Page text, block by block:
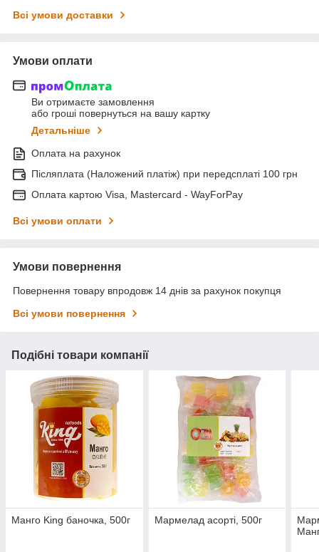
Всі умови доставки
Умови оплати
Ви отримаєте замовлення
або гроші повернуться на вашу картку
Детальніше
Оплата на рахунок
Післяплата (Наложений платіж) при передсплаті 100 грн
Оплата картою Visa, Mastercard - WayForPay
Всі умови оплати
Умови повернення
Повернення товару впродовж 14 днів за рахунок покупця
Всі умови повернення
Подібні товари компанії
Манго King баночка, 500г Мармелад асорті, 500г